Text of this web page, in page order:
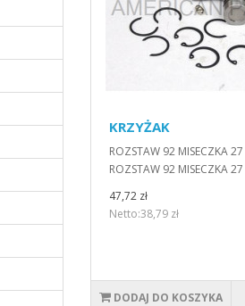
KRZYŻAK
ROZSTAW 92 MISECZKA
ROZSTAW 92 MISECZKA
47,72 zł
Netto:38,79 zł
DODAJ DO KOSZYKA